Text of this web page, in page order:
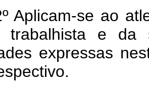
se ao
trabalhista e da
expressas